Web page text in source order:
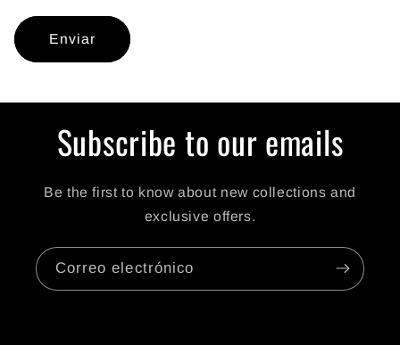
e
c
n
Enviar
Subscribe to our emails
Be the first to know about new collections and
exclusive offers.
Correo electrónico